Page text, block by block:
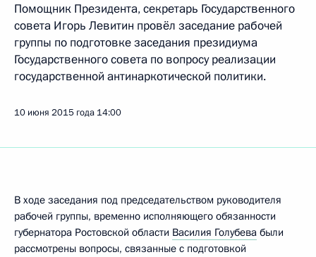
Помощник Президента, секретарь Государственного
совета Игорь Левитин провёл заседание рабочей
группы по подготовке заседания президиума
Государственного совета по вопросу реализации
государственной антинаркотической политики.
10 июня 2015 года 14:00
В ходе заседания под председательством руководителя
рабочей группы, временно исполняющего обязанности
губернатора Ростовской области Василия Голубева были
рассмотрены вопросы, связанные с подготовкой